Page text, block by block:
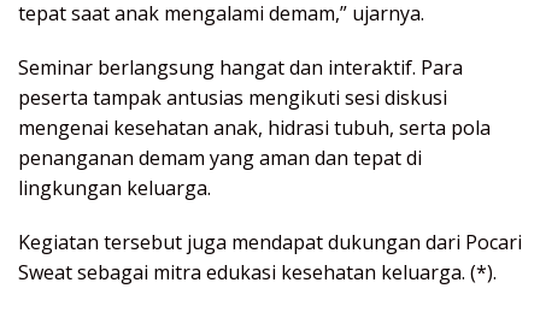
tepat saat anak mengalami demam,” ujarnya.
Seminar berlangsung hangat dan interaktif. Para
peserta tampak antusias mengikuti sesi diskusi
mengenai kesehatan anak, hidrasi tubuh, serta pola
penanganan demam yang aman dan tepat di
lingkungan keluarga.
Kegiatan tersebut juga mendapat dukungan dari Pocari
Sweat sebagai mitra edukasi kesehatan keluarga. (*).